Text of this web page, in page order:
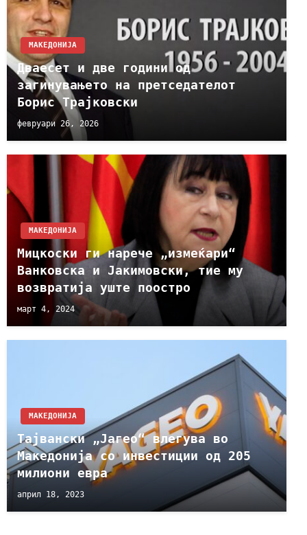
МАКЕДОНИЈА
Дваесет и две години од
загинувањето на претседателот
Борис Трајковски
февруари 26, 2026
МАКЕДОНИЈА
Мицкоски ги нарече „измеќари“
Ванковска и Јакимовски, тие му
возвратија уште поостро
март 4, 2024
МАКЕДОНИЈА
Тајвански „Јагео“ влегува во
Македонија со инвестиции од 205
милиони евра
април 18, 2023